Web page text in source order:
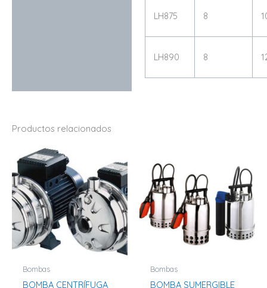
LH875 8
LH890 8
Productos relacionados
Bombas
BOMBA CENTRÍFUGA
Bombas
BOMBA SUMERGIBLE